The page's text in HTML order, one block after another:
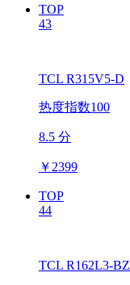
TOP
43
TCL R315V5-D
热度指数100
8.5 分
￥ 2399
TOP
44
TCL R162L3-BZ